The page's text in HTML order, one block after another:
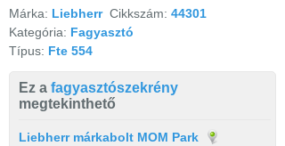
Márka: LiebherrCikkszám: 44301
Kategória: Fagyasztó
Típus: Fte 554
Ez a fagyasztószekrény
megtekinthető
Liebherr márkabolt MOM Park